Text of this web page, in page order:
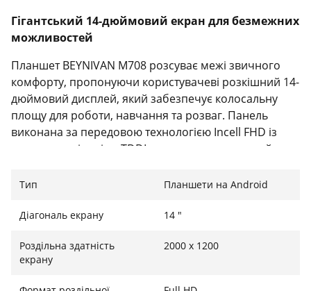
Гігантський 14-дюймовий екран для безмежних
можливостей
Планшет BEYNIVAN M708 розсуває межі звичного
комфорту, пропонуючи користувачеві розкішний 14-
дюймовий дисплей, який забезпечує колосальну
площу для роботи, навчання та розваг. Панель
виконана за передовою технологією Incell FHD із
повною ламінацією TDDI, що гарантує миттєвий
з роздільною здатністю 2200 x 1200 пікселів. Завдяки
яскравості в 300 ніт, цей екран ідеально підходить
Окрім того, дисплей отримав сертифікацію TÜV та
спеціальне покриття Anti-Glare (AG), яке ефективно
Тип Планшети на Android
Діагональ екрану 14 "
Роздільна здатність
екрану
2000 x 1200